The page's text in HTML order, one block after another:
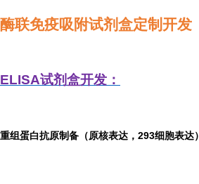
酶联免疫吸附试剂盒定制开发
ELISA试剂盒开发：
重组蛋白抗原制备（原核表达，293细胞表达）